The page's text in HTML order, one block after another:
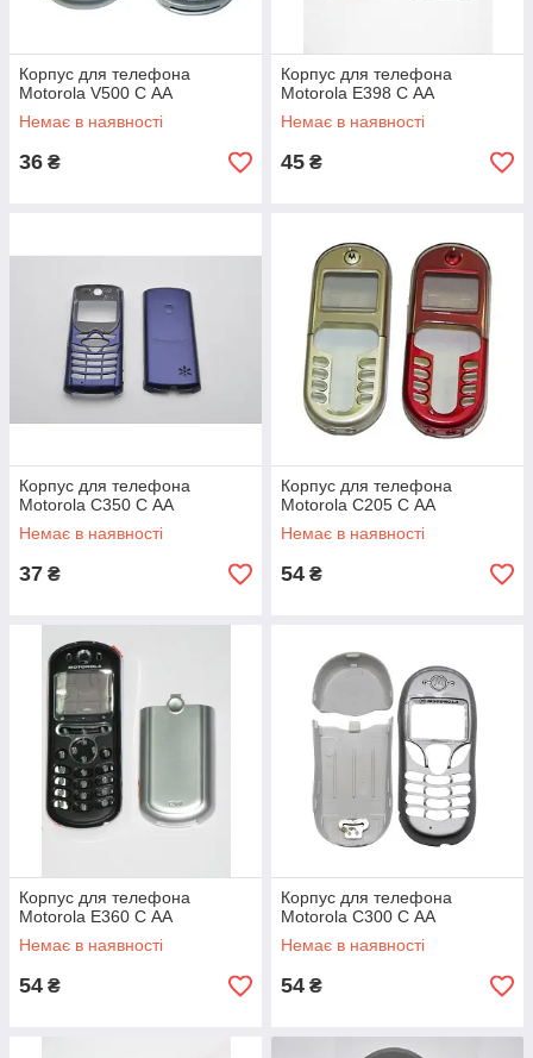
Корпус для телефона
Motorola V500 C АА
Немає в наявності
36 ₴
Корпус для телефона
Motorola E398 C АА
Немає в наявності
45 ₴
Корпус для телефона
Motorola C350 C АА
Немає в наявності
37 ₴
Корпус для телефона
Motorola C205 C АА
Немає в наявності
54 ₴
Корпус для телефона
Motorola E360 C АА
Немає в наявності
54 ₴
Корпус для телефона
Motorola C300 C АА
Немає в наявності
54 ₴